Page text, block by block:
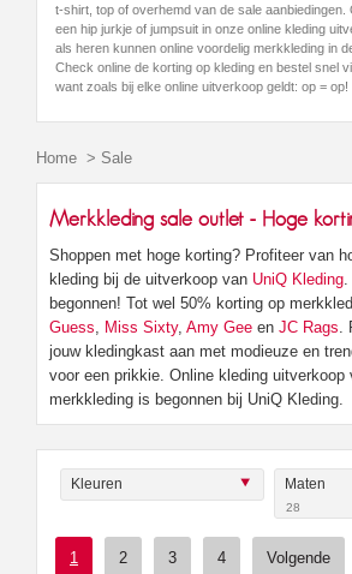
t-shirt, top of overhemd van de sale aanbiedingen.
een hip jurkje of jumpsuit in onze online kleding
als heren kunnen online voordelig merkkleding in
Check online de korting op kleding en bestel snel
want zoals bij elke online uitverkoop geldt: op = op!
Home > Sale
Merkkleding sale outlet - Hoge
Shoppen met hoge korting? Profiteer van
kleding bij de uitverkoop van UniQ Kleding
begonnen! Tot wel 50% korting op
Guess
Miss Sixty, Amy Gee en JC Rags
jouw kledingkast aan met modieuze en
voor een prikkie. Online kleding uitverkoop
merkkleding is begonnen bij UniQ Kleding.
Kleuren Maten
28
1 2 3 4 Volgende